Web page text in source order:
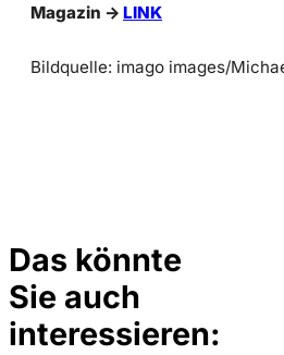
Magazin -> LINK
Bildquelle: imago images/
Das könnte
Sie auch
interessieren: